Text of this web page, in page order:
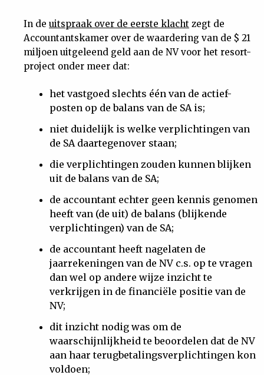
In de uitspraak over de eerste klacht zegt de
Accountantskamer over de waardering van de $ 21
miljoen uitgeleend geld aan de NV voor het resort-
project onder meer dat:
het vastgoed slechts één van de actief-
posten op de balans van de SA is;
niet duidelijk is welke verplichtingen van
de SA daartegenover staan;
die verplichtingen zouden kunnen blijken
uit de balans van de SA;
de accountant echter geen kennis genomen
heeft van (de uit) de balans (blijkende
verplichtingen) van de SA;
de accountant heeft nagelaten de
jaarrekeningen van de NV c.s. op te vragen
dan wel op andere wijze inzicht te
verkrijgen in de financiële positie van de
NV;
dit inzicht nodig was om de
waarschijnlijkheid te beoordelen dat de NV
aan haar terugbetalingsverplichtingen kon
voldoen;